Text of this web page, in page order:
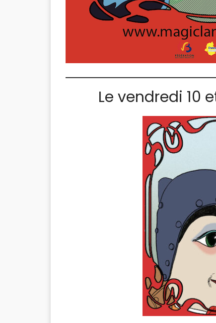
Le vendredi 10